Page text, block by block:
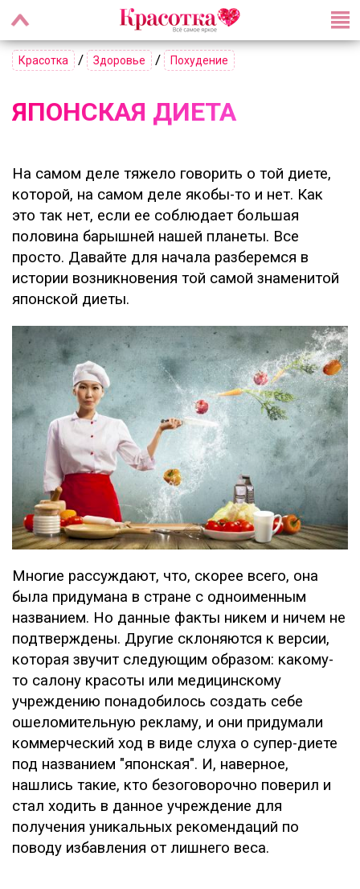
Красотка / Здоровье / Похудение
ЯПОНСКАЯ ДИЕТА
На самом деле тяжело говорить о той диете,
которой, на самом деле якобы-то и нет. Как
это так нет, если ее соблюдает большая
половина барышней нашей планеты. Все
просто. Давайте для начала разберемся в
истории возникновения той самой знаменитой
японской диеты.
Многие рассуждают, что, скорее всего, она
была придумана в стране с одноименным
названием. Но данные факты никем и ничем не
подтверждены. Другие склоняются к версии,
которая звучит следующим образом: какому-
то салону красоты или медицинскому
учреждению понадобилось создать себе
ошеломительную рекламу, и они придумали
коммерческий ход в виде слуха о супер-диете
под названием "японская". И, наверное,
нашлись такие, кто безоговорочно поверил и
стал ходить в данное учреждение для
получения уникальных рекомендаций по
поводу избавления от лишнего веса.